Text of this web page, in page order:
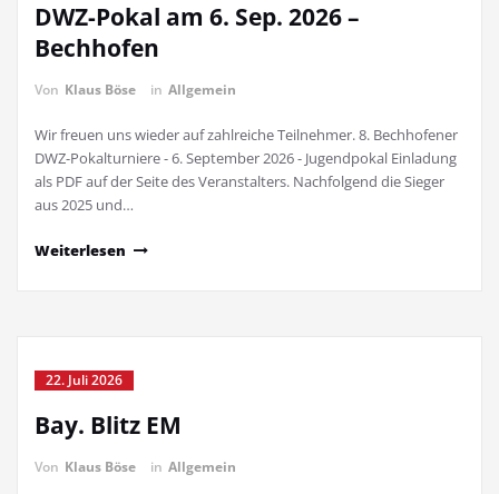
DWZ-Pokal am 6. Sep. 2026 –
Bechhofen
Von Klaus Böse in Allgemein
Wir freuen uns wieder auf zahlreiche Teilnehmer. 8. Bechhofener
DWZ-Pokalturniere - 6. September 2026 - Jugendpokal Einladung
als PDF auf der Seite des Veranstalters. Nachfolgend die Sieger
aus 2025 und…
Weiterlesen
22. Juli 2026
Bay. Blitz EM
Von Klaus Böse in Allgemein